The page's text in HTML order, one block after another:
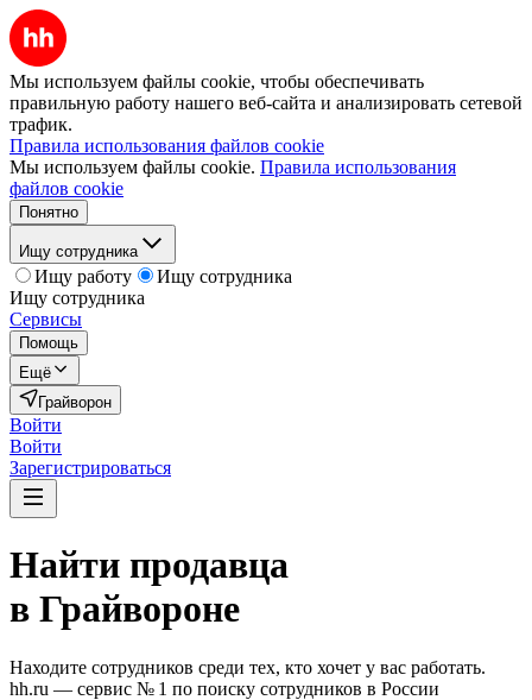
Мы используем файлы cookie, чтобы обеспечивать
правильную работу нашего веб-сайта и анализировать сетевой
трафик.
Правила использования файлов cookie
Мы используем файлы cookie. Правила использования
файлов cookie
Понятно
Ищу сотрудника
Ищу работу
Ищу сотрудника
Ищу сотрудника
Сервисы
Помощь
Ещё
Грайворон
Войти
Войти
Зарегистрироваться
Найти продавца
в Грайвороне
Находите сотрудников среди тех, кто хочет у вас работать.
hh.ru — сервис № 1 по поиску сотрудников в России